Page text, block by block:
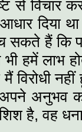
से विचार
दिया
सकते हैं कि
हमें लाभ
मैं विरोधी
अनुभव
है, वह